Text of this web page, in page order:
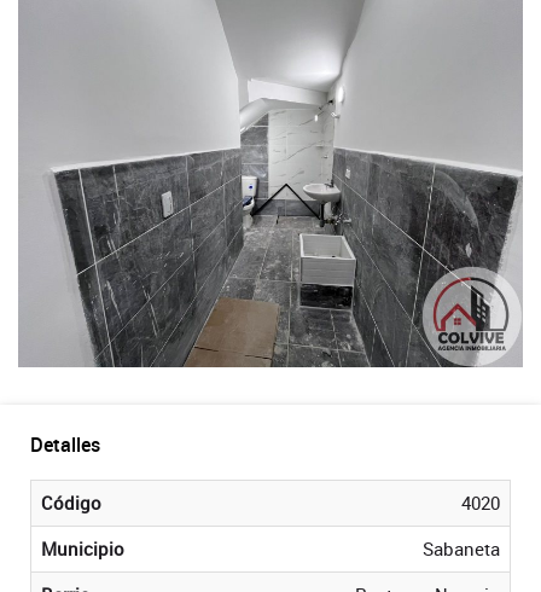
Detalles
Código
4020
Municipio
Sabaneta